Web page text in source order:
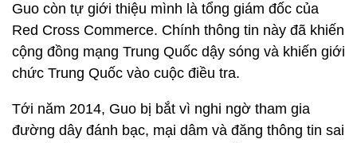
Guo còn tự giới thiệu mình là tổng giám đốc của
Red Cross Commerce. Chính thông tin này đã khiến
cộng đồng mạng Trung Quốc dậy sóng và khiến giới
chức Trung Quốc vào cuộc điều tra.
Tới năm 2014, Guo bị bắt vì nghi ngờ tham gia
đường dây đánh bạc, mại dâm và đăng thông tin sai